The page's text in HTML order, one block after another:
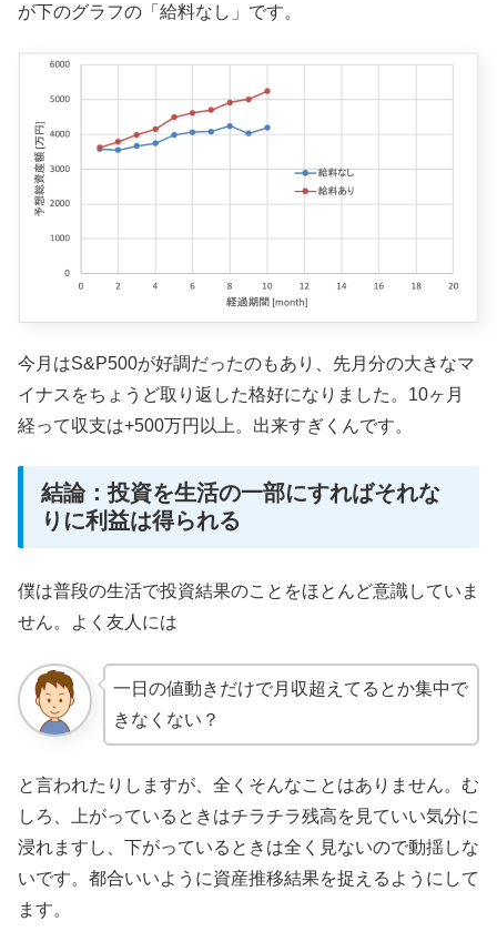
が下のグラフの「給料なし」です。
今月はS&P500が好調だったのもあり、先月分の大きなマ
イナスをちょうど取り返した格好になりました。10ヶ月
経って収支は+500万円以上。出来すぎくんです。
結論：投資を生活の一部にすればそれな
りに利益は得られる
僕は普段の生活で投資結果のことをほとんど意識していま
せん。よく友人には
一日の値動きだけで月収超えてるとか集中で
きなくない？
と言われたりしますが、全くそんなことはありません。む
しろ、上がっているときはチラチラ残高を見ていい気分に
浸れますし、下がっているときは全く見ないので動揺しな
いです。都合いいように資産推移結果を捉えるようにして
ます。